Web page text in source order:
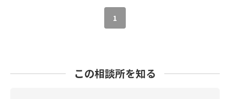
1
この相談所を知る